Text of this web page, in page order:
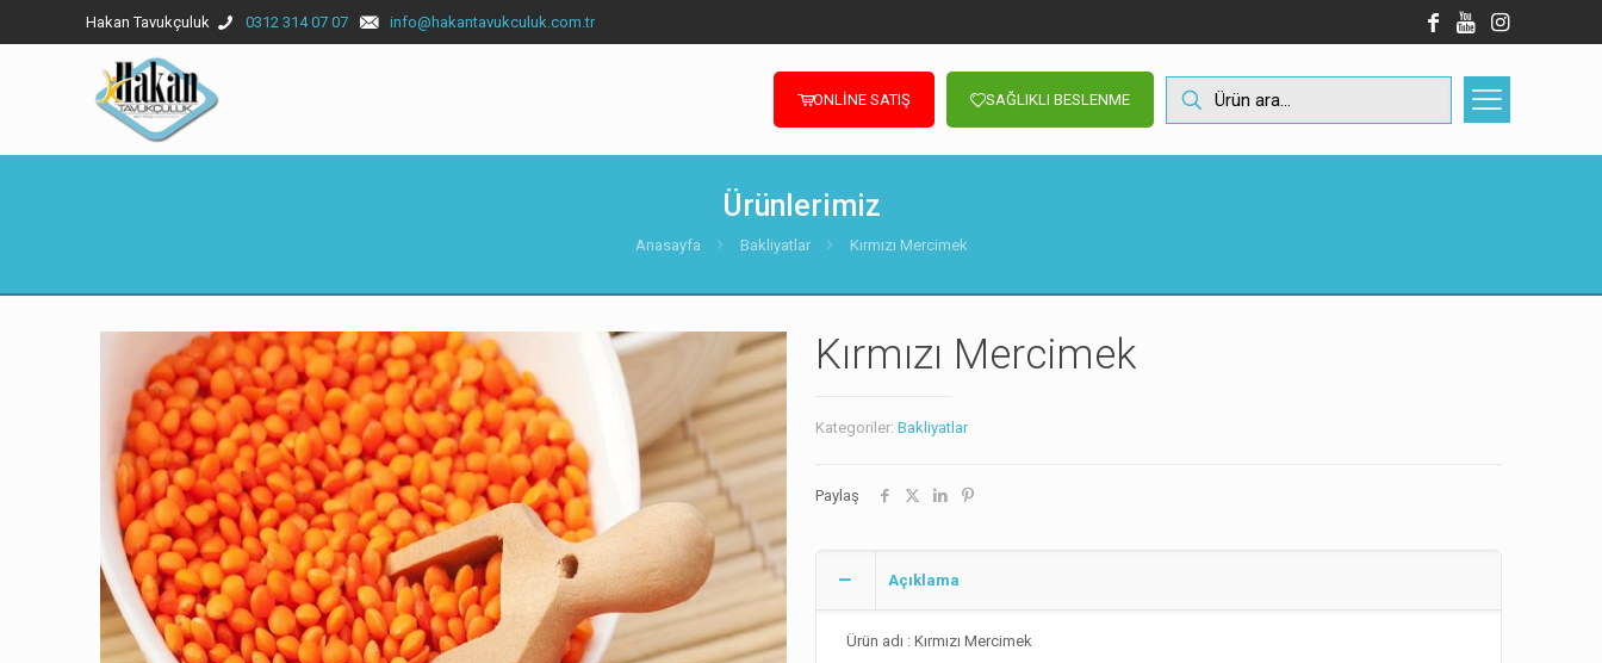
Hakan Tavukçuluk 0312 314 07 07 info@hakantavukculuk.com.tr
ONLİNE SATIŞ SAĞLIKLI BESLENME
Ürünlerimiz
Anasayfa Bakliyatlar Kırmızı Mercimek
Kırmızı Mercimek
Kategoriler: Bakliyatlar
Paylaş
Açıklama
Ürün adı : Kırmızı Mercimek